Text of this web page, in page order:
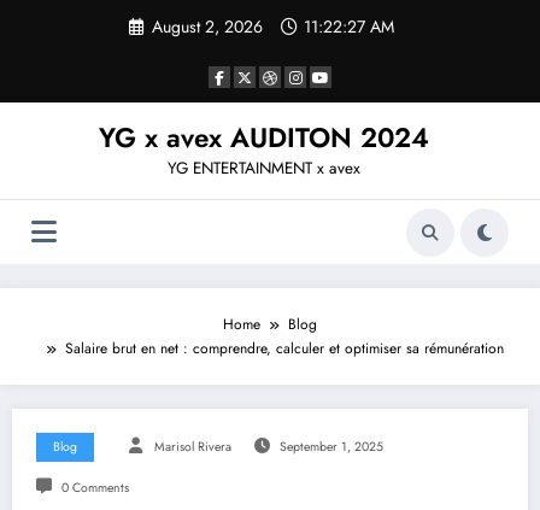
August 2, 2026 11:22:27 AM
YG x avex AUDITON 2024
YG ENTERTAINMENT x avex
Home
Blog
Salaire brut en net : comprendre, calculer et optimiser sa rémunération
Blog Marisol Rivera September 1, 2025
0 Comments